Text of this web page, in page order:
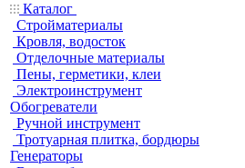
Каталог
Стройматериалы
Кровля, водосток
Отделочные материалы
Пены, герметики, клеи
Электроинструмент
Обогреватели
Ручной инструмент
Тротуарная плитка, бордюры
Генераторы